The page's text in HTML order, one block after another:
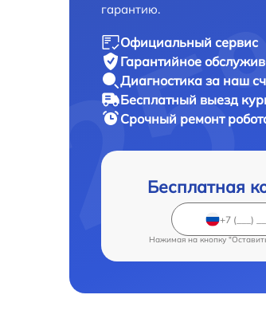
гарантию.
Официальный сервис
Гарантийное
Диагностика за наш
Бесплатный выезд
Срочный ремонт
Бесплатная
Нажимая на кнопку